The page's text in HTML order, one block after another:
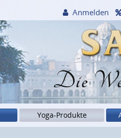
Die
Anmelden
Yoga-Produkte